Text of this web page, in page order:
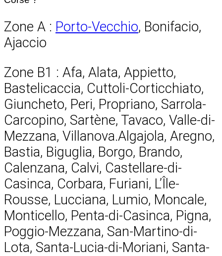
Zone A : Porto-Vecchio, Bonifacio,
Ajaccio
Zone B1 : Afa, Alata, Appietto,
Bastelicaccia, Cuttoli-Corticchiato,
Giuncheto, Peri, Propriano, Sarrola-
Carcopino, Sartène, Tavaco, Valle-di-
Mezzana, Villanova.Algajola, Aregno,
Bastia, Biguglia, Borgo, Brando,
Calenzana, Calvi, Castellare-di-
Casinca, Corbara, Furiani, L’Île-
Rousse, Lucciana, Lumio, Moncale,
Monticello, Penta-di-Casinca, Pigna,
Poggio-Mezzana, San-Martino-di-
Lota, Santa-Lucia-di-Moriani, Santa-